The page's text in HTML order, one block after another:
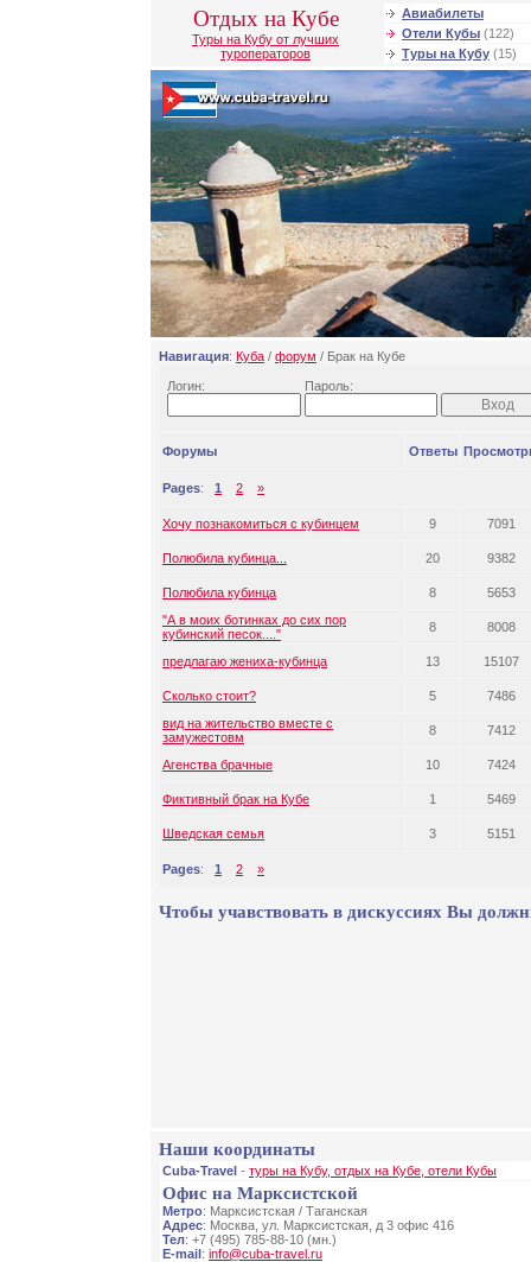
Отдых на Кубе
Туры на Кубу от лучших
туроператоров
Авиабилеты
Отели Кубы (122)
Туры на Кубу (15)
Навигация: Куба / форум / Брак на Кубе
Логин: Пароль:
Форумы Ответы
Pages: 1 2 »
Хочу познакомиться с кубинцем 9 7091
Полюбила кубинца... 20 9382
Полюбила кубинца 8
5653
"А в моих ботинках до сих пор
кубинский песок...."
8 8008
предлагаю жениха-кубинца 13 15107
Сколько стоит? 5
7486
вид на жительство вместе с
замужестовм
8 7412
Агенства брачные 10 7424
Фиктивный брак на Кубе 1 5469
Шведская семья 3 5151
Pages: 1 2 »
Чтобы учавствовать в дискуссиях Вы
Наши координаты
Cuba-Travel - туры на Кубу, отдых на Кубе, отели Кубы
Офис на Марксистской
Метро: Марксистская / Таганская
Адрес: Москва, ул. Марксистская, д 3 офис 416
Тел: +7 (495) 785-88-10 (мн.)
E-mail: info@cuba-travel.ru